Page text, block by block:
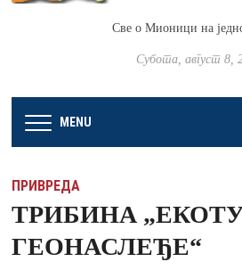
Све о Мионици на
Субота, август 8,
MENU
ПРИВРЕДА
ТРИБИНА
ГЕОНАСЛЕЂЕ“